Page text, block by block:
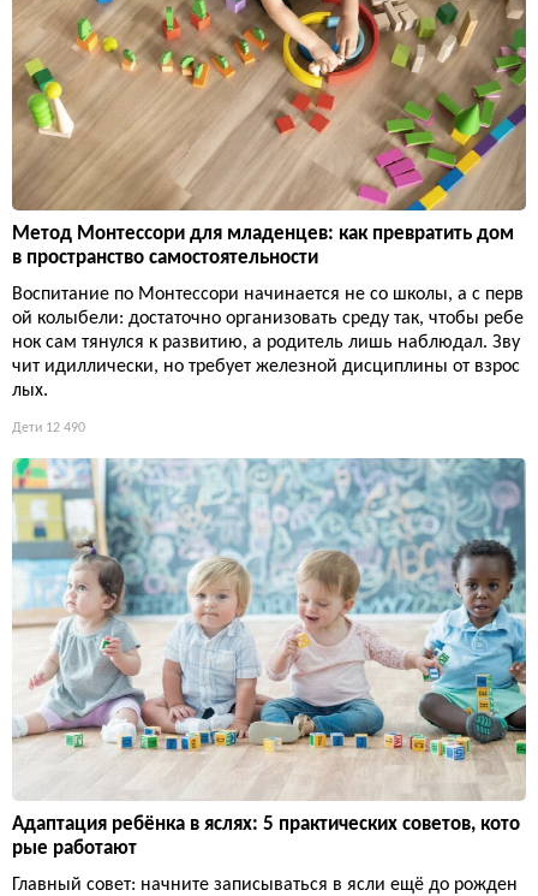
Метод Монтессори для младенцев: как превратить дом
в пространство самостоятельности
Воспитание по Монтессори начинается не со школы, а с перв
ой колыбели: достаточно организовать среду так, чтобы ребе
нок сам тянулся к развитию, а родитель лишь наблюдал. Зву
чит идиллически, но требует железной дисциплины от взрос
лых.
Дети 12 490
Адаптация ребёнка в яслях: 5 практических советов, кото
рые работают
Главный совет: начните записываться в ясли ещё до рожден